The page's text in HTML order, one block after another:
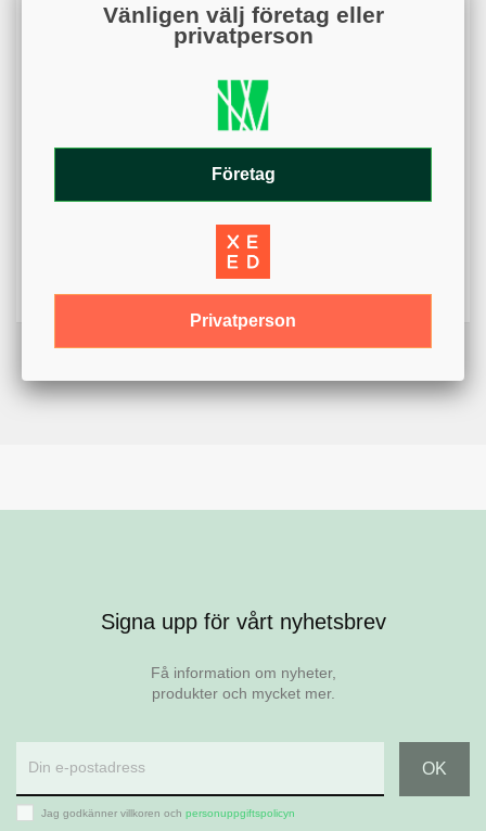
Artikelnummer KS00016-BLYLW
Signa upp för vårt nyhetsbrev
Få information om nyheter,
produkter och mycket mer.
Jag godkänner villkoren och personuppgiftspolicyn
Vänligen välj företag eller
privatperson
Företag
Privatperson